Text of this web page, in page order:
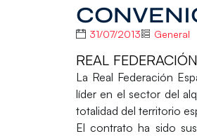
31/07/2013 General
REAL
La Real Federación
líder en el sector del
totalidad del territorio
El contrato ha sido